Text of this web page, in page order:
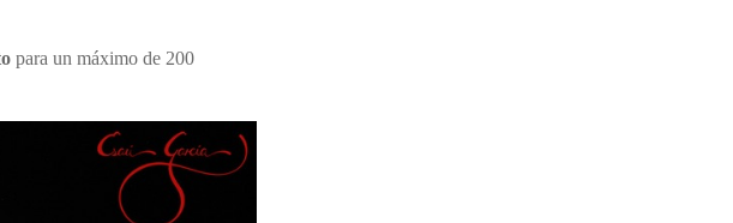
para un máximo de 200